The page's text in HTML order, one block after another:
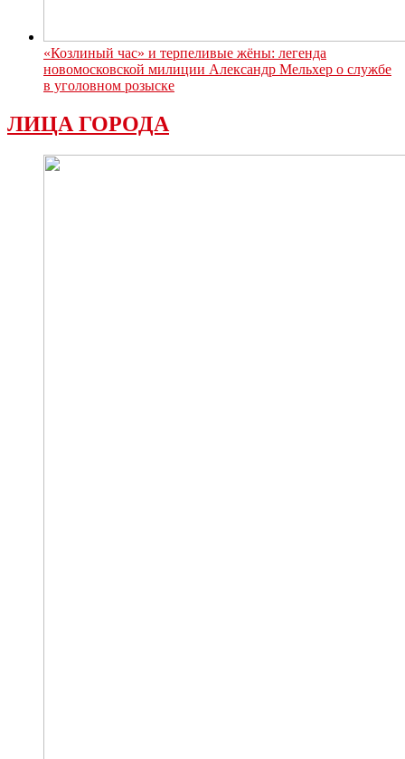
«Козлиный час» и терпеливые жёны: легенда
новомосковской милиции Александр Мельхер о службе
в уголовном розыске
ЛИЦА ГОРОДА